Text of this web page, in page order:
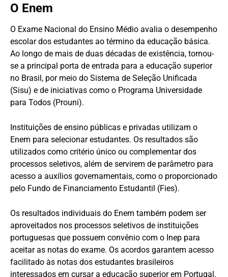
O Enem
O Exame Nacional do Ensino Médio avalia o desempenho
escolar dos estudantes ao término da educação básica.
Ao longo de mais de duas décadas de existência, tornou-
se a principal porta de entrada para a educação superior
no Brasil, por meio do Sistema de Seleção Unificada
(Sisu) e de iniciativas como o Programa Universidade
para Todos (Prouni).
Instituições de ensino públicas e privadas utilizam o
Enem para selecionar estudantes. Os resultados são
utilizados como critério único ou complementar dos
processos seletivos, além de servirem de parâmetro para
acesso a auxílios governamentais, como o proporcionado
pelo Fundo de Financiamento Estudantil (Fies).
Os resultados individuais do Enem também podem ser
aproveitados nos processos seletivos de instituições
portuguesas que possuem convênio com o Inep para
aceitar as notas do exame. Os acordos garantem acesso
facilitado às notas dos estudantes brasileiros
interessados em cursar a educação superior em Portugal.